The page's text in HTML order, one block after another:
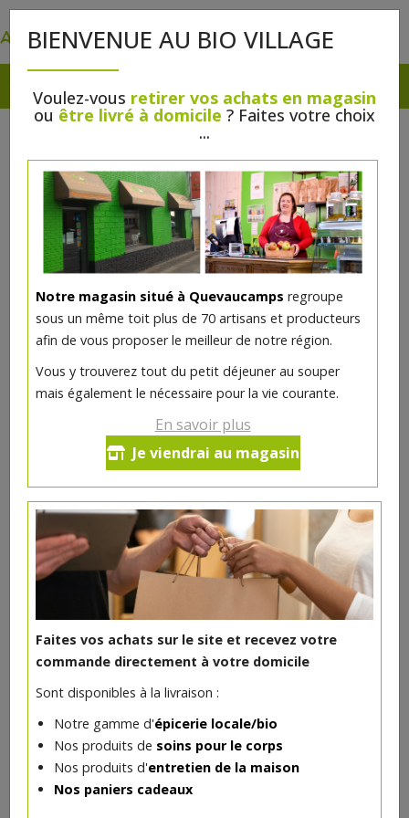
BIENVENUE AU BIO VILLAGE
Voulez-vous retirer vos achats en magasin
ou être livré à domicile ? Faites votre choix
...
Notre magasin situé à Quevaucamps regroupe
sous un même toit plus de 70 artisans et producteurs
afin de vous proposer le meilleur de notre région.
Vous y trouverez tout du petit déjeuner au souper
mais également le nécessaire pour la vie courante.
En savoir plus
Je viendrai au magasin
Faites vos achats sur le site et recevez votre
commande directement à votre domicile
Sont disponibles à la livraison :
Notre gamme d'épicerie locale/bio
Nos produits de soins pour le corps
Nos produits d'entretien de la maison
Nos paniers cadeaux
Boudin au chou 3pc - PQA
20.52€/kg
Ce produit est indisponible pour le moment.
DANS LA MÊME CATÉGORIE ...
Allumettes Ardennaise 150gr - PQA